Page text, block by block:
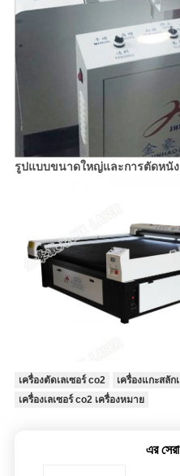
รูปแบบขนาดใหญ่และการตัดหนั
เครื่องตัดเลเซอร์ co2
เครื่องแกะสลัก
เครื่องเลเซอร์ co2 เครื่องหมาย
এর